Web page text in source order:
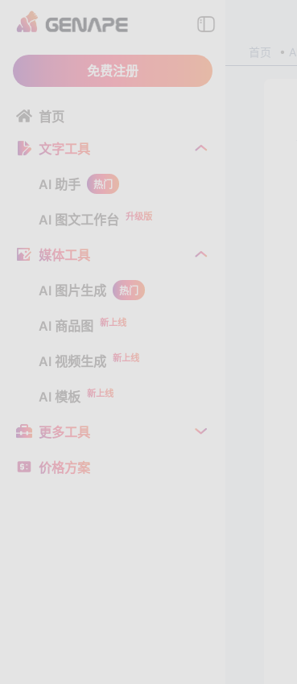
免费注册
首页
文字工具
AI 助手 热门
AI 图文工作台 升级版
媒体工具
AI 图片生成 热门
AI 商品图 新上线
AI 视频生成 新上线
AI 模板 新上线
更多工具
价格方案
首页